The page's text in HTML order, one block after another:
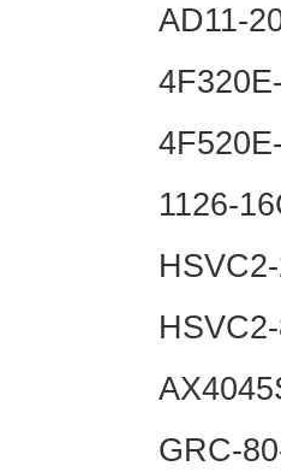
AD11-
1126-
GRC-